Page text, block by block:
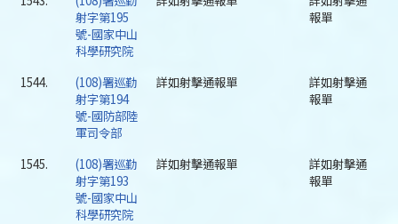
射字第195
號-國家中山
科學研究院
報單
1544.
(108)署巡勤
射字第194
號-國防部陸
軍司令部
詳如射擊通報單
詳如射擊通
報單
1545.
(108)署巡勤
射字第193
號-國家中山
科學研究院
詳如射擊通報單
詳如射擊通
報單